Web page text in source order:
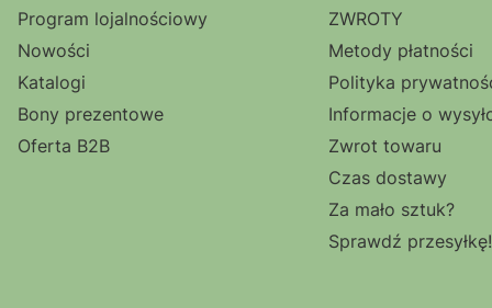
Program lojalnościowy
Nowości
Katalogi
Bony prezentowe
Oferta B2B
ZWROTY
Metody płatności
Polityka
Informacje o
Zwrot towaru
Czas dostawy
Za mało sztuk?
Sprawdź przesyłkę!